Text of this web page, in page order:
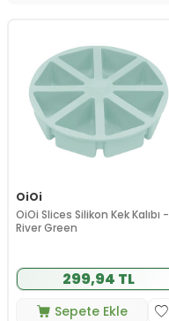
OiOi
OiOi Slices Silikon Kek Kalıbı -
River Green
299,94 TL
Sepete Ekle